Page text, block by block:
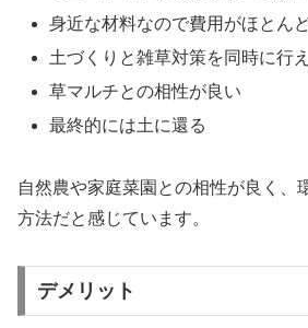
身近な材料なので費用がほとん
土づくりと雑草対策を同時に行
草マルチとの相性が良い
最終的には土に還る
自然農や家庭菜園との相性が良く、
方法だと感じています。
デメリット